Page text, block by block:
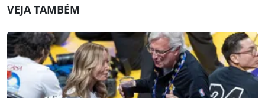
VEJA TAMBÉM